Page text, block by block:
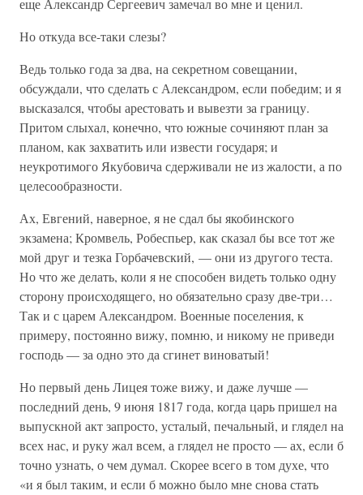
еще Александр Сергеевич замечал во мне и ценил.
Но откуда все-таки слезы?
Ведь только года за два, на секретном совещании,
обсуждали, что сделать с Александром, если победим; и я
высказался, чтобы арестовать и вывезти за границу.
Притом слыхал, конечно, что южные сочиняют план за
планом, как захватить или извести государя; и
неукротимого Якубовича сдерживали не из жалости, а по
целесообразности.
Ах, Евгений, наверное, я не сдал бы якобинского
экзамена; Кромвель, Робеспьер, как сказал бы все тот же
мой друг и тезка Горбачевский, — они из другого теста.
Но что же делать, коли я не способен видеть только одну
сторону происходящего, но обязательно сразу две-три…
Так и с царем Александром. Военные поселения, к
примеру, постоянно вижу, помню, и никому не приведи
господь — за одно это да сгинет виноватый!
Но первый день Лицея тоже вижу, и даже лучше —
последний день, 9 июня 1817 года, когда царь пришел на
выпускной акт запросто, усталый, печальный, и глядел на
всех нас, и руку жал всем, а глядел не просто — ах, если б
точно узнать, о чем думал. Скорее всего в том духе, что
«и я был таким, и если б можно было мне снова стать